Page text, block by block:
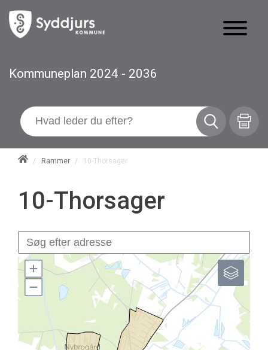
Kommuneplan 2024 - 2036
/ Rammer / 10-Thorsager
10-Thorsager